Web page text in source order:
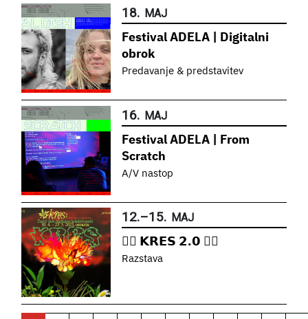
18. MAJ
Festival ADELA | Digitalni
obrok
Predavanje & predstavitev
16. MAJ
Festival ADELA | From
Scratch
A/V nastop
12.–15. MAJ
❤️‍🔥 𝗞𝗥𝗘𝗦 𝟮.𝟬 ❤️‍🔥
Razstava